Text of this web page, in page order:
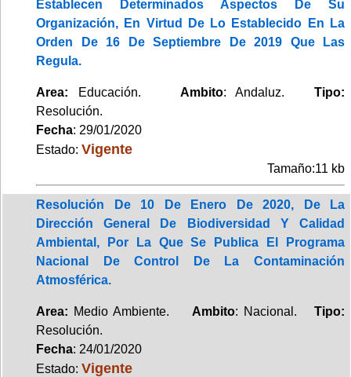
Establecen Determinados Aspectos De Su
Organización, En Virtud De Lo Establecido En La
Orden De 16 De Septiembre De 2019 Que Las
Regula.
Area: Educación. Ambito: Andaluz.Tipo:
Resolución.
Fecha: 29/01/2020
Estado: Vigente
Tamaño:11 kb
Resolución De 10 De Enero De 2020, De La
Dirección General De Biodiversidad Y Calidad
Ambiental, Por La Que Se Publica El Programa
Nacional De Control De La Contaminación
Atmosférica.
Area: Medio Ambiente. Ambito: Nacional.Tipo:
Resolución.
Fecha: 24/01/2020
Estado: Vigente